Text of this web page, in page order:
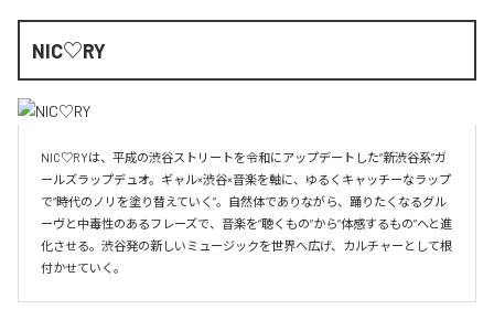
NIC♡RY
NIC♡RYは、平成の渋谷ストリートを令和にアップデートした“新渋谷系”ガ
ールズラップデュオ。ギャル×渋谷×音楽を軸に、ゆるくキャッチーなラップ
で“時代のノリを塗り替えていく”。自然体でありながら、踊りたくなるグル
ーヴと中毒性のあるフレーズで、音楽を“聴くもの”から“体感するもの”へと進
化させる。渋谷発の新しいミュージックを世界へ広げ、カルチャーとして根
付かせていく。